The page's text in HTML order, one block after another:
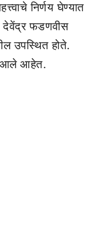
निर्णय घेण्यात
फडणवीस
उपस्थित होते.
आले आहेत.